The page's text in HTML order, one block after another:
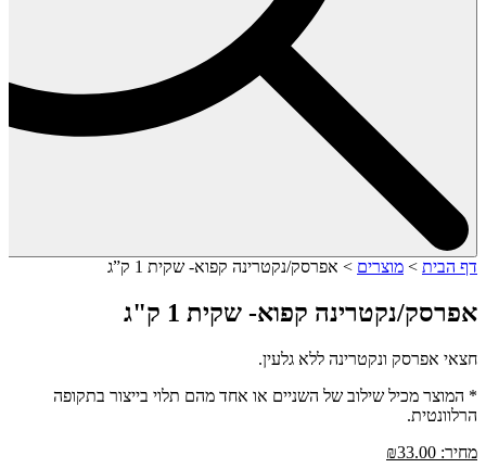
דף הבית > מוצרים > אפרסק/נקטרינה קפוא- שקית 1 ק”ג
אפרסק/נקטרינה קפוא- שקית 1 ק"ג
חצאי אפרסק ונקטרינה ללא גלעין.
* המוצר מכיל שילוב של השניים או אחד מהם תלוי בייצור בתקופה
הרלוונטית.
מחיר:
₪33.00